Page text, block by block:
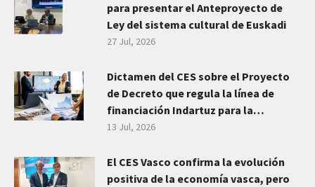
para presentar el Anteproyecto de
Ley del sistema cultural de Euskadi
27 Jul, 2026
Dictamen del CES sobre el Proyecto
de Decreto que regula la línea de
financiación Indartuz para la
transformación del sector
13 Jul, 2026
El CES Vasco confirma la evolución
positiva de la economía vasca, pero